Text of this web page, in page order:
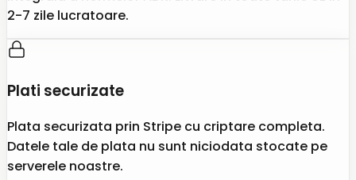
2-7 zile lucratoare.
Plati securizate
Plata securizata prin Stripe cu criptare completa.
Datele tale de plata nu sunt niciodata stocate pe
serverele noastre.